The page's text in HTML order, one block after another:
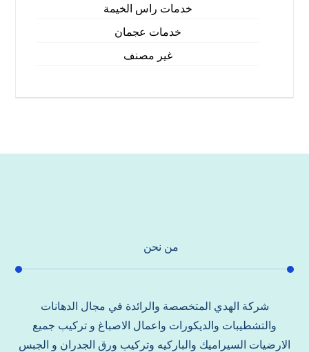
خدمات راس الخيمة
خدمات عجمان
غير مصنف
من نحن
شركة الهدي المتخصصة والرائدة في مجال الدهانات
والتشطيبات والديكورات واعمال الاصباغ و تركيب جميع
الارضيات السيراميك والباركيه وتركيب ورق الجدران و الجبس